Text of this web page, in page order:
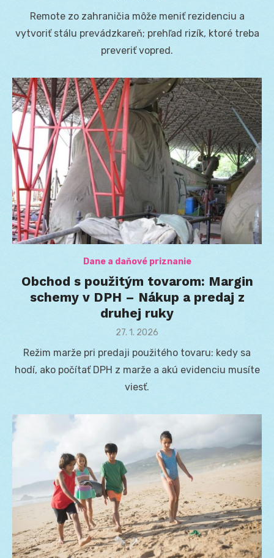
Remote zo zahraničia môže meniť rezidenciu a
vytvoriť stálu prevádzkareň; prehľad rizík, ktoré treba
preveriť vopred.
Dane a daňové priznanie
Obchod s použitým tovarom: Margin
schemy v DPH – Nákup a predaj z
druhej ruky
Posted
27. 1. 2026
Režim marže pri predaji použitého tovaru: kedy sa
hodí, ako počítať DPH z marže a akú evidenciu musíte
viesť.